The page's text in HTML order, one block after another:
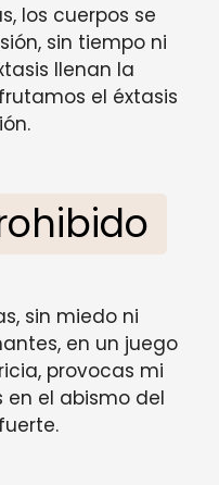
los cuerpos se
sin tiempo ni
llenan la
el éxtasis
sin miedo ni
en un juego
provocas mi
el abismo del